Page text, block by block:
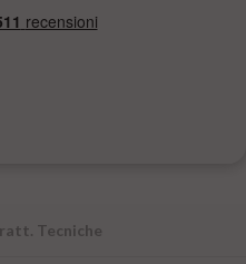
Tecniche